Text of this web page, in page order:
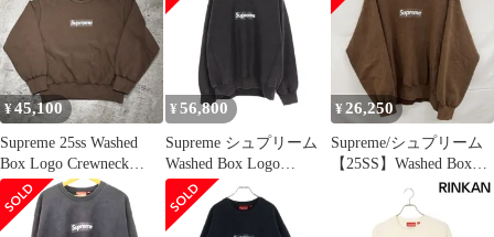
ドボックスロゴクルー
ネックスウェットシャ
ツ 南堀江店
¥45,100
Supreme 25ss Washed
Box Logo Crewneck
Size-S シュプリーム ウ
ォッシュドボックスロ
ゴクルーネック 心斎橋
¥ 56,800
Supreme シュプリーム
Washed Box Logo
Crewneck スウェット
¥26,250
Supreme/シュプリーム
【25SS】Washed Box
Logo Crewneck/ウォッ
シュド ボックス ロゴ
スウェット/トレーナー/